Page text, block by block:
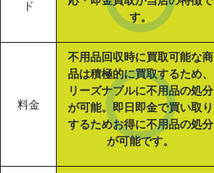
ド
す。
料金
不用品回収時に買取可能な商
品は積極的に買取するため、
リーズナブルに不用品の処分
が可能。即日即金で買い取り
するためお得に不用品の処分
が可能です。